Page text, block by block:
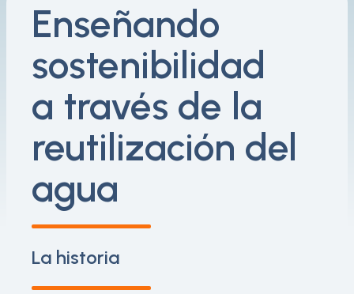
Enseñando
sostenibilidad
a través de la
reutilización del
agua
La historia